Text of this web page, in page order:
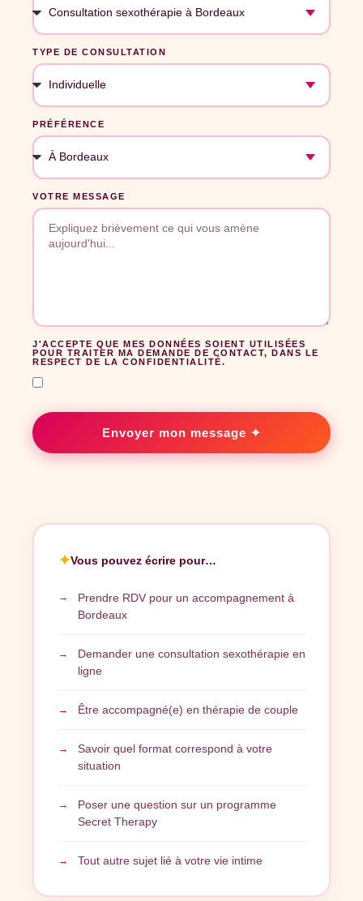
TYPE DE CONSULTATION
PRÉFÉRENCE
VOTRE MESSAGE
J'ACCEPTE QUE MES DONNÉES SOIENT UTILISÉES
POUR TRAITER MA DEMANDE DE CONTACT, DANS LE
RESPECT DE LA CONFIDENTIALITÉ.
Envoyer mon message ✦
✦Vous pouvez écrire pour…
Prendre RDV pour un accompagnement à
Bordeaux
Demander une consultation sexothérapie en
ligne
Être accompagné(e) en thérapie de couple
Savoir quel format correspond à votre
situation
Poser une question sur un programme
Secret Therapy
Tout autre sujet lié à votre vie intime